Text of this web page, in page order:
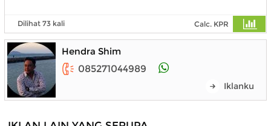
Dilihat 73 kali Calc. KPR
Hendra Shim
085271044989
Iklanku